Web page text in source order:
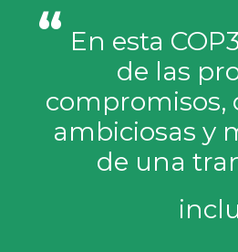
“ En esta
de las
compromisos,
ambiciosas y
de una